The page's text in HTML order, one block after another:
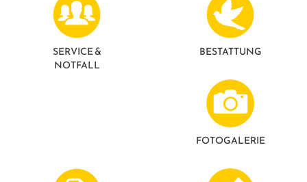
SERVICE &
NOTFALL
BESTATTUNG
FOTO­GALERIE